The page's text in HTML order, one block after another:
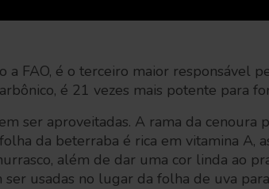
a FAO, é o terceiro maior responsável
é 21 vezes mais potente para
ser aproveitadas. A rama da cenoura
da beterraba é rica em vitamina A,
além de dar uma cor linda ao
usadas no lugar da folha de uva